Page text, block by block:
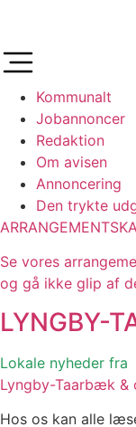
Kommunalt
Jobannoncer
Redaktion
Om avisen
Annoncering
Den trykte
Se vores
og gå ikke glip af
LYNGBY-
Lokale nyheder fra
Lyngby-Taarbæk &
Hos os kan alle